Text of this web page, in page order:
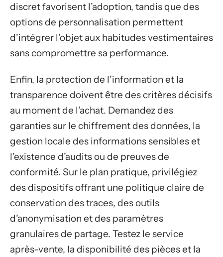
discret favorisent l’adoption, tandis que des
options de personnalisation permettent
d’intégrer l’objet aux habitudes vestimentaires
sans compromettre sa performance.
Enfin, la protection de l’information et la
transparence doivent être des critères décisifs
au moment de l’achat. Demandez des
garanties sur le chiffrement des données, la
gestion locale des informations sensibles et
l’existence d’audits ou de preuves de
conformité. Sur le plan pratique, privilégiez
des dispositifs offrant une politique claire de
conservation des traces, des outils
d’anonymisation et des paramètres
granulaires de partage. Testez le service
après-vente, la disponibilité des pièces et la